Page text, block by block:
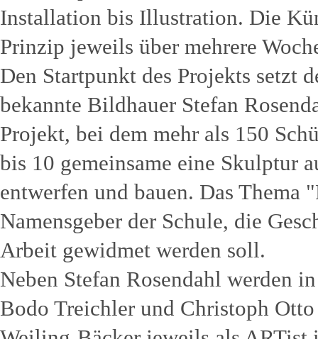
Installation bis Illustration. Die
Prinzip jeweils über mehrere
Den Startpunkt des Projekts setzt
bekannte Bildhauer Stefan
Projekt, bei dem mehr als 150
bis 10 gemeinsame eine Skulptur
entwerfen und bauen. Das
Namensgeber der Schule, die
Arbeit gewidmet werden soll.
Neben Stefan Rosendahl werden
Bodo Treichler und Christoph